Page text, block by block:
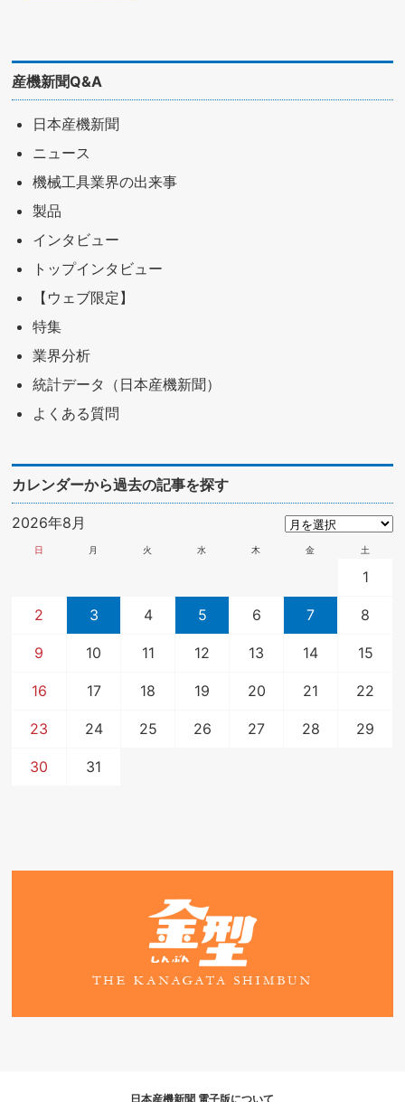
産機新聞Q&A
日本産機新聞
ニュース
機械工具業界の出来事
製品
インタビュー
トップインタビュー
【ウェブ限定】
特集
業界分析
統計データ（日本産機新聞）
よくある質問
カレンダーから過去の記事を探す
2026年8月
日 月 火 水 木 金 土
1
2 3 4 5 6 7 8
9 10 11 12 13 14 15
16 17 18 19 20 21 22
23 24 25 26 27 28 29
30 31
日本産機新聞 電子版について